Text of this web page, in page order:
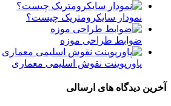
نمودار سایکرومتریک چیست؟
ضوابط طراحی موزه
پاورپوینت نقوش اسلیمی معماری
آخرین دیدگاه های ارسالی